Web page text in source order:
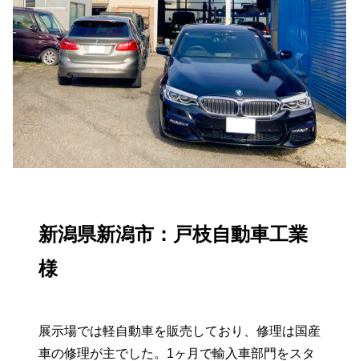
新潟県新潟市：戸枝自動車工業
様
展示場では軽自動車を販売しており、修理は国産
車の修理が主でした。1ヶ月で輸入車部門をスタ